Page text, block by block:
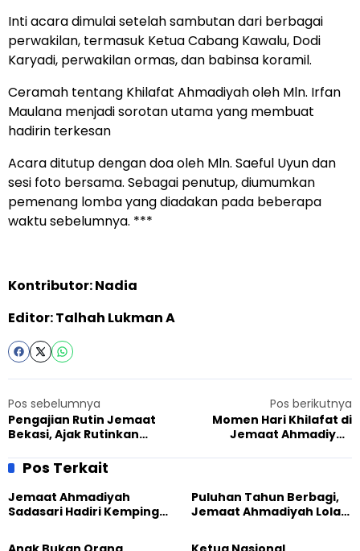
Inti acara dimulai setelah sambutan dari berbagai
perwakilan, termasuk Ketua Cabang Kawalu, Dodi
Karyadi, perwakilan ormas, dan babinsa koramil.
Ceramah tentang Khilafat Ahmadiyah oleh Mln. Irfan
Maulana menjadi sorotan utama yang membuat
hadirin terkesan
Acara ditutup dengan doa oleh Mln. Saeful Uyun dan
sesi foto bersama. Sebagai penutup, diumumkan
pemenang lomba yang diadakan pada beberapa
waktu sebelumnya. ***
Kontributor: Nadia
Editor: Talhah Lukman A
Pos sebelumnya
Pengajian Rutin Jemaat
Bekasi, Ajak Rutinkan
Hidup Sederhana
Pos berikutnya
Momen Hari Khilafat di
Jemaat Ahmadiyah
Siraman Rohani
Pos Terkait
Jemaat Ahmadiyah
Sadasari Hadiri Kemping
Majalengka
Puluhan Tahun Berbagi,
Jemaat Ahmadiyah Lolak
Sembako kepada Warga